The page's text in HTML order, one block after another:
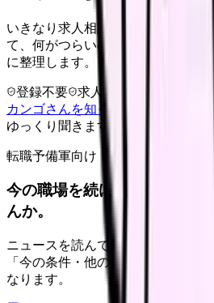
いきなり求人相談には進みません
て、何がつらいのか、辞めるべき
に整理します。
登録不要 求人押し売りなし
病
カンゴさんを知ってから相談する
ゆっくり聞きます
転職予備軍向け
今の職場を続けるか、条件を
んか。
ニュースを読んで不安が強くなっ
「今の条件・他の選択肢・相談先
なります。